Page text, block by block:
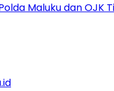
Maluku dan OJK